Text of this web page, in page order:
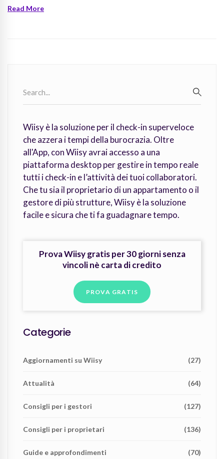
Read More
for:
Wiisy è la soluzione per il check-in superveloce
che azzera i tempi della burocrazia. Oltre
all'App, con Wiisy avrai accesso a una
piattaforma desktop per gestire in tempo reale
tutti i check-in e l’attività dei tuoi collaboratori.
Che tu sia il proprietario di un appartamento o il
gestore di più strutture, Wiisy è la soluzione
facile e sicura che ti fa guadagnare tempo.
Prova Wiisy gratis per 30 giorni senza
vincoli nè carta di credito
PROVA GRATIS
Categorie
Aggiornamenti su Wiisy (27)
Attualità (64)
Consigli per i gestori (127)
Consigli per i proprietari (136)
Guide e approfondimenti (70)